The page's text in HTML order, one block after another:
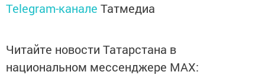
Telegram-канале Татмедиа
Читайте новости Татарстана в
национальном мессенджере MАХ: